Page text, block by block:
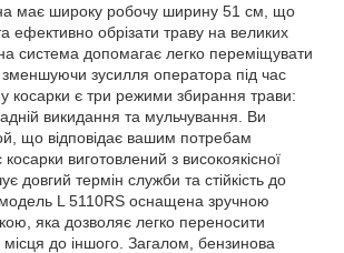
має широку робочу ширину 51 см, що
ефективно обрізати траву на великих
система допомагає легко переміщувати
зменшуючи зусилля оператора під час
косарки є три режими збирання трави:
викидання та мульчування. Ви
що відповідає вашим потребам
виготовлений з високоякісної
довгий термін служби та стійкість до
модель L 5110RS оснащена зручною
яка дозволяє легко переносити
місця до іншого. Загалом, бензинова